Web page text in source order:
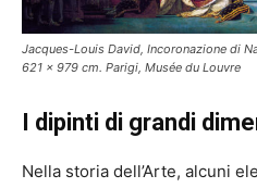
Jacques-Louis David, Incoronazione di
621 x 979 cm. Parigi, Musée du Louvre
I dipinti di grandi
Nella storia dell’Arte, alcuni